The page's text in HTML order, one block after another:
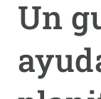
Un
menu
INVESTIGACIÓN
CIENCIA EN